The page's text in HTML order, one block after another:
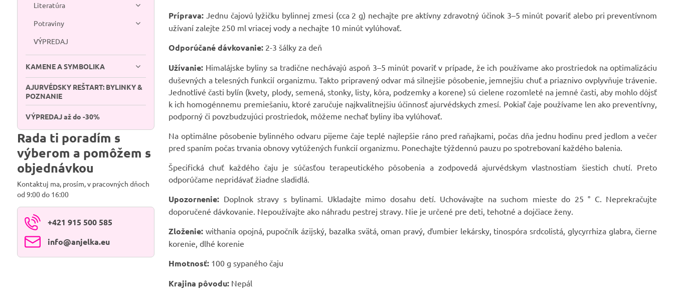
Príprava: Jednu čajovú lyžičku bylinnej zmesi (cca 2 g) nechajte pre aktívny zdravotný účinok 3–5 minút povariť alebo pri preventívnom
užívaní zalejte 250 ml vriacej vody a nechajte 10 minút vylúhovať.
Odporúčané dávkovanie: 2-3 šálky za deň
Užívanie: Himalájske byliny sa tradične nechávajú aspoň 3–5 minút povariť v prípade, že ich používame ako prostriedok na optimalizáciu
duševných a telesných funkcií organizmu. Takto pripravený odvar má silnejšie pôsobenie, jemnejšiu chuť a priaznivo ovplyvňuje trávenie.
Jednotlivé časti bylín (kvety, plody, semená, stonky, listy, kôra, podzemky a korene) sú cielene rozomleté na jemné časti, aby mohlo dôjsť
k ich homogénnemu premiešaniu, ktoré zaručuje najkvalitnejšiu účinnosť ajurvédskych zmesí. Pokiaľ čaje používame len ako preventívny,
podporný či povzbudzujúci prostriedok, môžeme nechať byliny iba vylúhovať.
Na optimálne pôsobenie bylinného odvaru pijeme čaje teplé najlepšie ráno pred raňajkami, počas dňa jednu hodinu pred jedlom a večer
pred spaním počas trvania obnovy vytúžených funkcií organizmu. Ponechajte týždennú pauzu po spotrebovaní každého balenia.
Špecifická chuť každého čaju je súčasťou terapeutického pôsobenia a zodpovedá ajurvédskym vlastnostiam šiestich chutí. Preto
odporúčame nepridávať žiadne sladidlá.
Upozornenie: Doplnok stravy s bylinami. Ukladajte mimo dosahu detí. Uchovávajte na suchom mieste do 25 ° C. Neprekračujte
doporučené dávkovanie. Nepoužívajte ako náhradu pestrej stravy. Nie je určené pre deti, tehotné a dojčiace ženy.
Zloženie: withania opojná, pupočník ázijský, bazalka svätá, oman pravý, ďumbier lekársky, tinospóra srdcolistá, glycyrrhiza glabra, čierne
korenie, dlhé korenie
Hmotnosť: 100 g sypaného čaju
Krajina pôvodu: Nepál
Literatúra
Potraviny
VÝPREDAJ
KAMENE A SYMBOLIKA
AJURVÉDSKY REŠTART: BYLINKY &
POZNANIE
VÝPREDAJ až do -30%
Rada ti poradím s
výberom a pomôžem s
objednávkou
Kontaktuj ma, prosím, v pracovných dňoch
od 9:00 do 16:00
+421 915 500 585
info​@anjelka​.eu